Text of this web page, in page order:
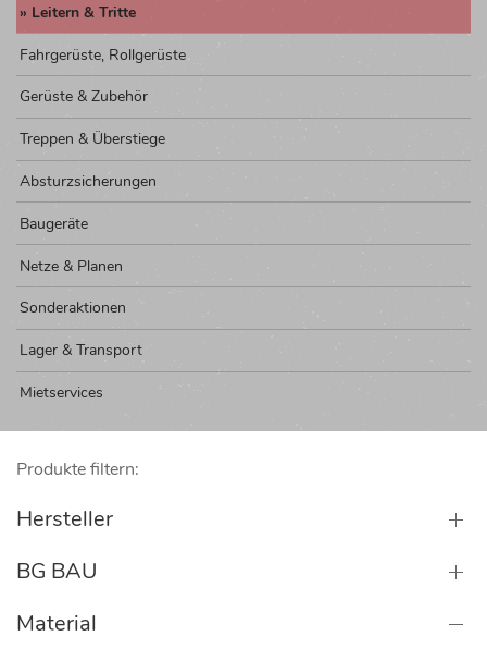
Leitern & Tritte
Fahrgerüste, Rollgerüste
Gerüste & Zubehör
Treppen & Überstiege
Absturzsicherungen
Baugeräte
Netze & Planen
Sonderaktionen
Lager & Transport
Mietservices
Produkte filtern:
Hersteller
BG BAU
Material